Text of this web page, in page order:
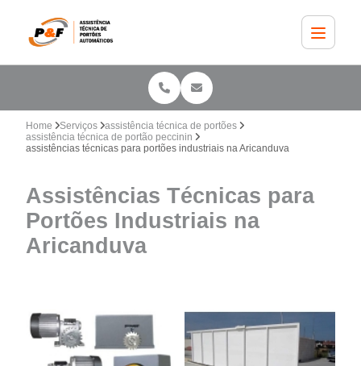
Home Serviços
assistência técnica de portões
assistência técnica de portão peccinin
assistências técnicas para portões industriais na Aricanduva
Assistências Técnicas para
Portões Industriais na
Aricanduva